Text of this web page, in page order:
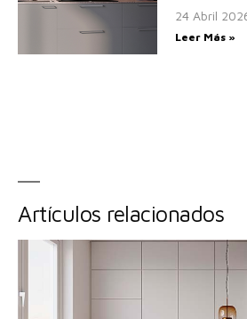
24 Abril
Leer Más »
Artículos relacionados